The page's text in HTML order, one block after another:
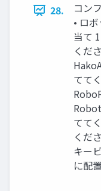
28.
コン
• ロ
当て
くだ
てて
てて
くだ
キー
に配